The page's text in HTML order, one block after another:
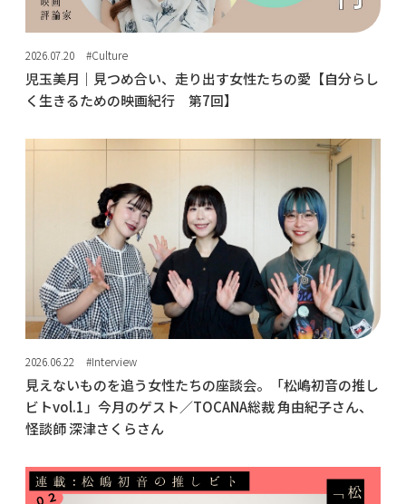
2026.07.20 #Culture
児玉美月｜見つめ合い、走り出す女性たちの愛【自分らし
く生きるための映画紀行 第7回】
2026.06.22 #Interview
見えないものを追う女性たちの座談会。「松嶋初音の推し
ビトvol.1」今月のゲスト／TOCANA総裁 角由紀子さん、
怪談師 深津さくらさん